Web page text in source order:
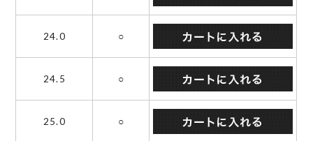
24.0 ○
24.5 ○
25.0 ○